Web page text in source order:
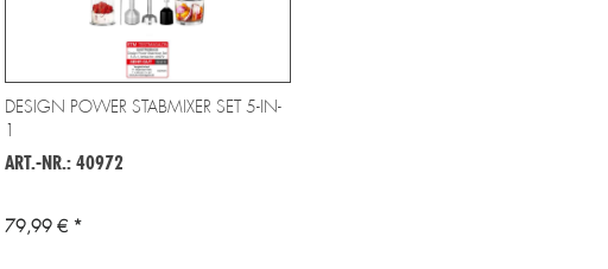
DESIGN POWER STABMIXER SET 5-IN-
1
ART.-NR.: 40972
79,99 € *